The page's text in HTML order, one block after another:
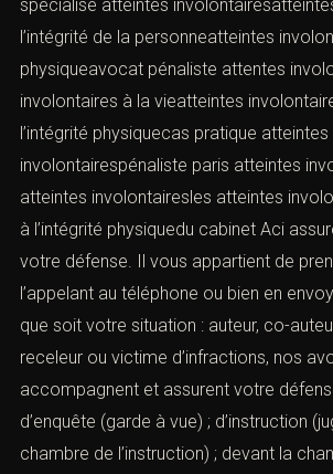
spécialisé atteintes
l’intégrité de la personneatteintes
physiqueavocat pénaliste attentes
involontaires à la vieatteintes
l’intégrité physiquecas pratique atteintes
involontairespénaliste paris atteintes
atteintes involontairesles atteintes
à l’intégrité physiquedu cabinet Aci
votre défense. Il vous appartient de
l’appelant au téléphone ou bien en
que soit votre situation : auteur, co-
receleur ou victime d’infractions, nos
accompagnent et assurent votre
d’enquête (garde à vue) ; d’instruction
chambre de l’instruction) ; devant la